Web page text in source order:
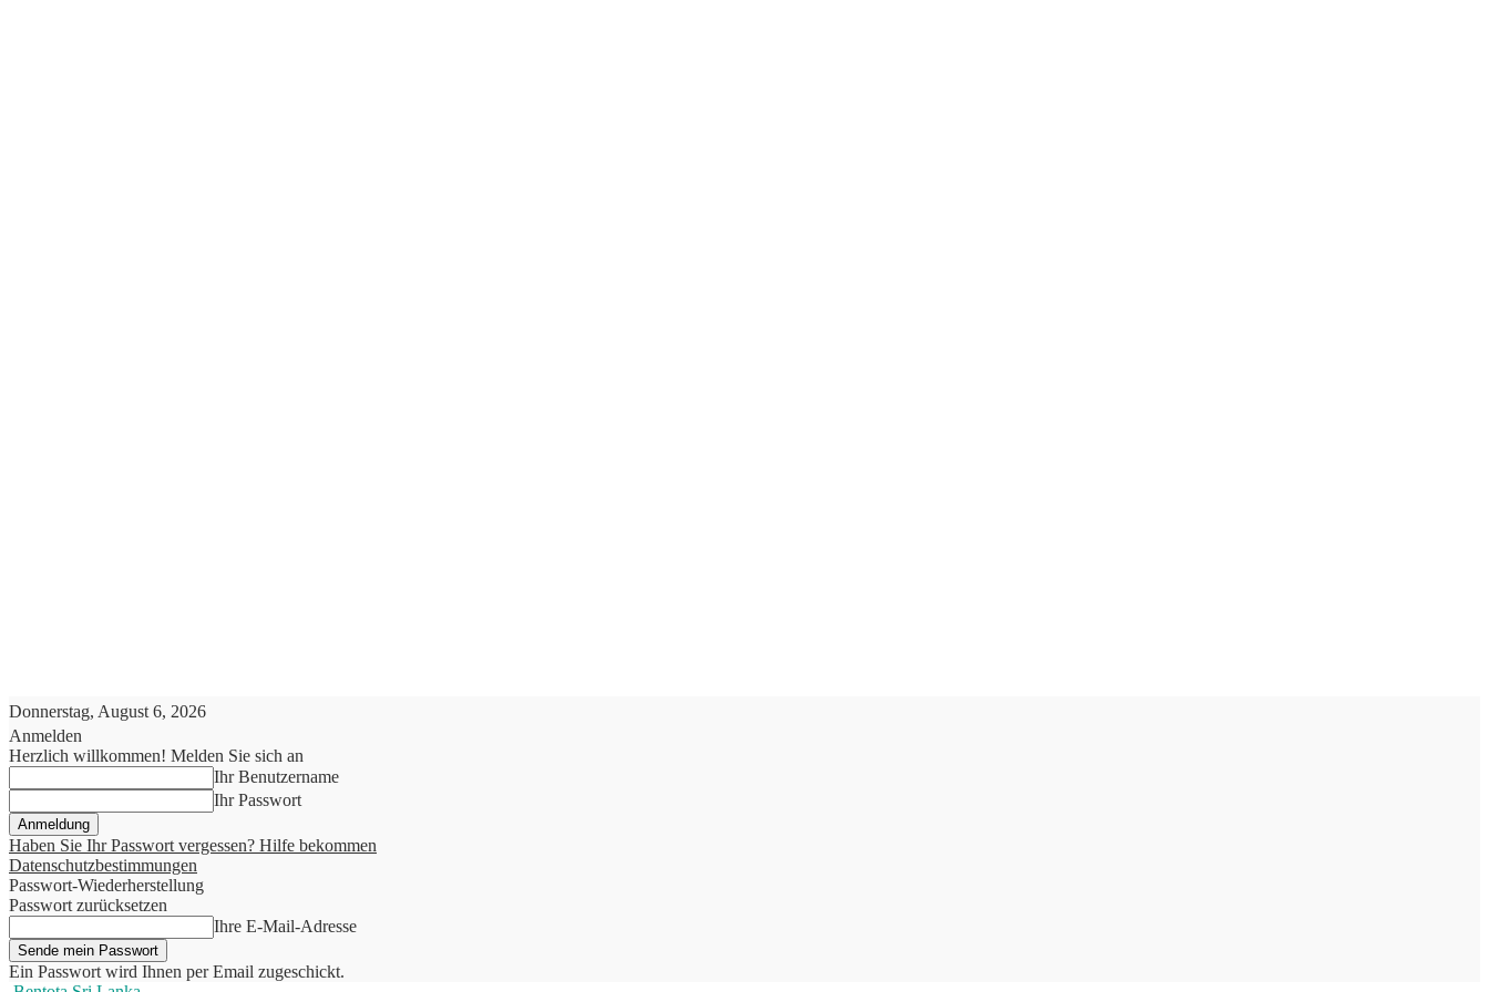
Donnerstag, August 6, 2026
Anmelden
Herzlich willkommen! Melden Sie sich an
Ihr Benutzername
Ihr Passwort
Haben Sie Ihr Passwort vergessen? Hilfe bekommen
Datenschutzbestimmungen
Passwort-Wiederherstellung
Passwort zurücksetzen
Ihre E-Mail-Adresse
Ein Passwort wird Ihnen per Email zugeschickt.